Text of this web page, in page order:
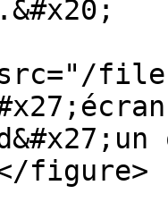
files/
figure>